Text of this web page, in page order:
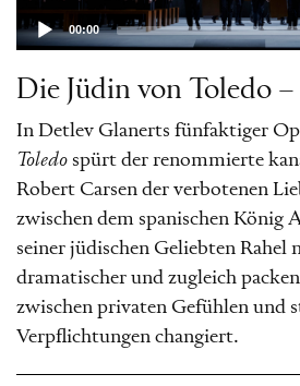
Stoff, der zwischen
Ausgangspunkt ist das
Trauerspiel in fünf
Toledodes
Franz Grillparzer für die
Oper, die
Traditionen aus dem
verbindet und dadurch
genuin höchst
00:00
Die Jüdin von Toledo
In Detlev Glanerts fünfaktiger
Toledo spürt der renommierte
Robert Carsen der verbotenen
zwischen dem spanischen König
seiner jüdischen Geliebten Rahel
dramatischer und zugleich
zwischen privaten Gefühlen und
Verpflichtungen changiert.